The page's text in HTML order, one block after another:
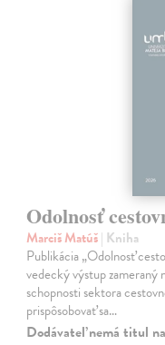
Odolnosť
Marciš Matúš| Kniha
Publikácia „Odolnosť
vedecký výstup
schopnosti sektora
prispôsobovať sa…
Dodávateľ nemá titul